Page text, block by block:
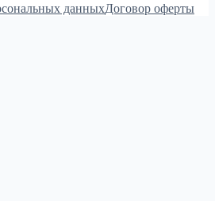
данныхДоговор оферты